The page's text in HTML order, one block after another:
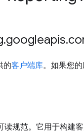
.googleapis.
的客户端库。如果您
读规范。它用于构建